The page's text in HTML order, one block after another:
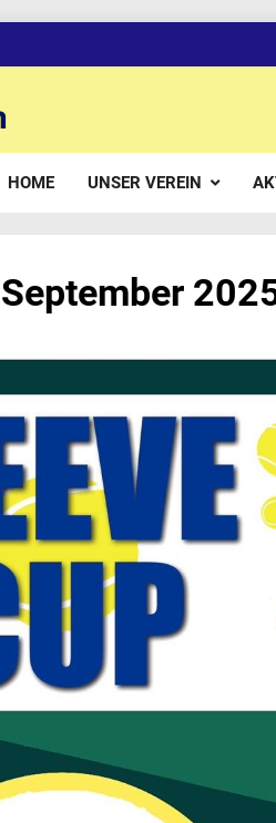
HOME UNSER VEREIN